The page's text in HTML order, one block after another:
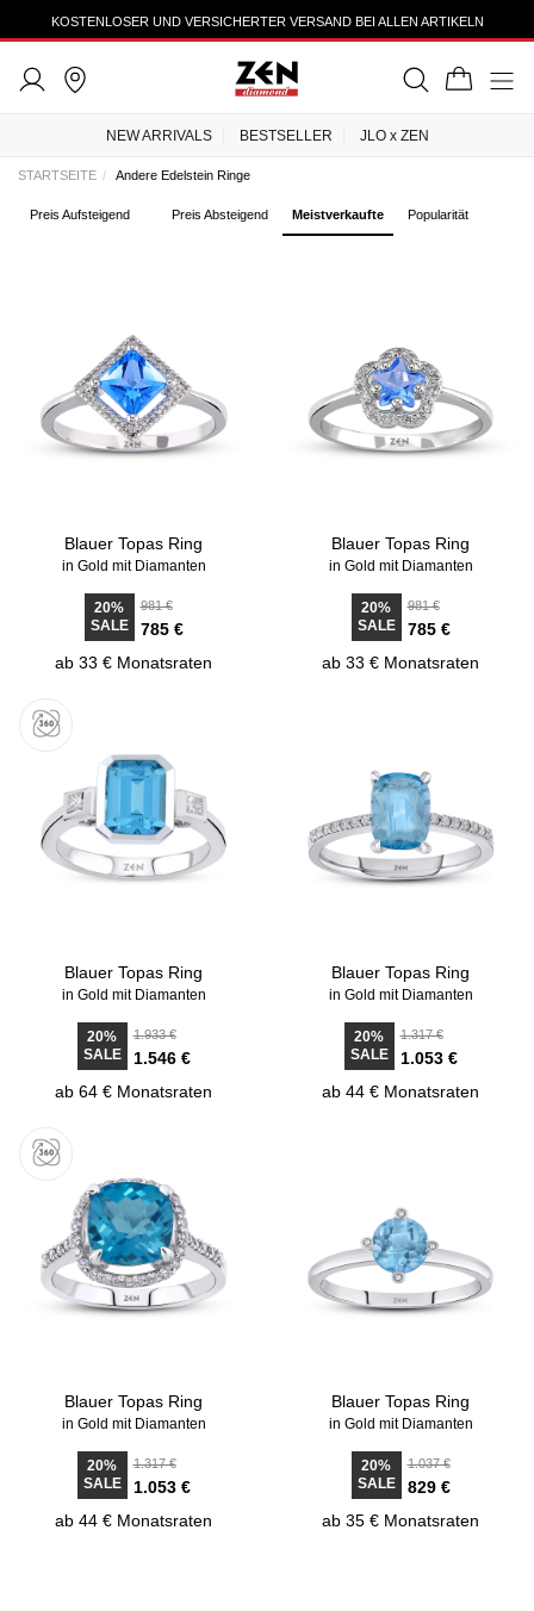
KOSTENLOSER UND VERSICHERTER VERSAND BEI ALLEN ARTIKELN
NEW ARRIVALS BESTSELLER JLO x ZEN
STARTSEITE Andere Edelstein Ringe
Preis Aufsteigend Preis Absteigend Meistverkaufte Popularität
Blauer Topas Ring
in Gold mit Diamanten
20%
SALE
981 €
785 €
ab 33 € Monatsraten
Blauer Topas Ring
in Gold mit Diamanten
20%
SALE
981 €
785 €
ab 33 € Monatsraten
Blauer Topas Ring
in Gold mit Diamanten
20%
SALE
1.933 €
1.546 €
ab 64 € Monatsraten
Blauer Topas Ring
in Gold mit Diamanten
20%
SALE
1.317 €
1.053 €
ab 44 € Monatsraten
Blauer Topas Ring
in Gold mit Diamanten
20%
SALE
1.317 €
1.053 €
ab 44 € Monatsraten
Blauer Topas Ring
in Gold mit Diamanten
20%
SALE
1.037 €
829 €
ab 35 € Monatsraten